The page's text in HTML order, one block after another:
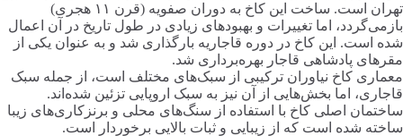
تهران است. ساخت این کاخ به دوران صفویه (قرن ۱۱ هجری)
بازمی‌گردد، اما تغییرات و بهبودهای زیادی در طول تاریخ در آن اعمال
شده است. این کاخ در دوره قاجاریه بارگذاری شد و به عنوان یکی از
مقرهای پادشاهی قاجار بهره‌برداری شد.
معماری کاخ نیاوران ترکیبی از سبک‌های مختلف است، از جمله سبک
قاجاری، اما بخش‌هایی از آن نیز به سبک اروپایی تزئین شده‌اند.
ساختمان اصلی کاخ با استفاده از سنگ‌های محلی و برنز‌کاری‌های زیبا
ساخته شده است که از زیبایی و ثبات بالایی برخوردار است.